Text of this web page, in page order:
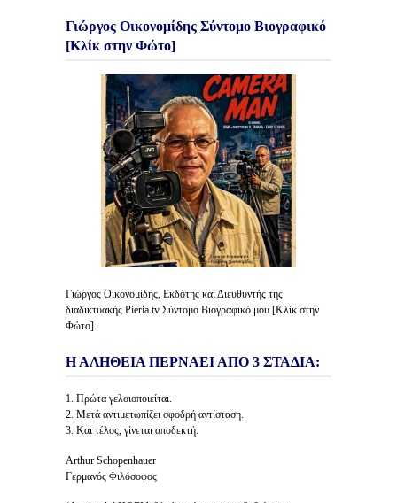
Γιώργος Οικονομίδης Σύντομο Βιογραφικό
[Κλίκ στην Φώτο]
Γιώργος Οικονομίδης, Εκδότης και Διευθυντής της
διαδικτυακής Pieria.tv Σύντομο Βιογραφικό μου [Κλίκ στην
Φώτο].
Η ΑΛΗΘΕΙΑ ΠΕΡΝΑΕΙ ΑΠΟ 3 ΣΤΑΔΙΑ:
1. Πρώτα γελοιοποιείται.
2. Μετά αντιμετωπίζει σφοδρή αντίσταση.
3. Και τέλος, γίνεται αποδεκτή.
Arthur Schopenhauer
Γερμανός Φιλόσοφος